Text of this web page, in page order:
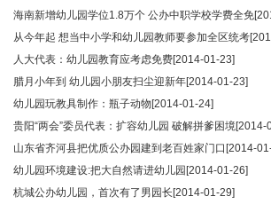
海南新增幼儿园学位1.8万个 公办中职学校学费全免
从今年起 想当中小学和幼儿园教师要参加全区统考
人大代表：幼儿园教育应考虑免费[2014-01-23]
腊月小年到 幼儿园小朋友扫尘迎新年[2014-01-23]
幼儿园玩教具制作：瓶子动物 [2014-01-24]
贵阳“两会”委员代表：扩容幼儿园 破解拼爹困境[2014-
山东省齐河县把优质公办园建到老百姓家门口 [2014-
幼儿园环境建设:把大自然请进幼儿园 [2014-01-26]
杭城公办幼儿园，首次有了男园长 [2014-01-29]